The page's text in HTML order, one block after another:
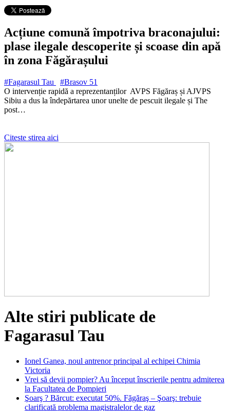
Acțiune comună împotriva braconajului:
plase ilegale descoperite și scoase din apă
în zona Făgărașului
#Fagarasul Tau #Brasov 51
O intervenție rapidă a reprezentanților AVPS Făgăraș și AJVPS
Sibiu a dus la îndepărtarea unor unelte de pescuit ilegale și The
post…
Citeste stirea aici
Alte stiri publicate de
Fagarasul Tau
Ionel Ganea, noul antrenor principal al echipei Chimia
Victoria
Vrei să devii pompier? Au început înscrierile pentru admiterea
la Facultatea de Pompieri
Şoarş ? Bărcut: executat 50%. Făgăraş – Şoarş: trebuie
clarificată problema magistralelor de gaz